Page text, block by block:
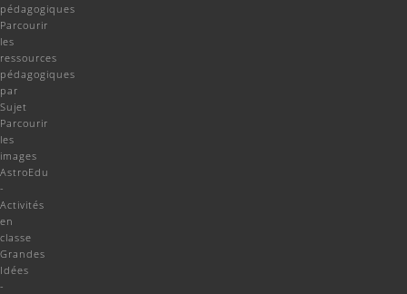
pédagogiques
Parcourir
les
ressources
pédagogiques
par
Sujet
Parcourir
les
images
AstroEdu
-
Activités
en
classe
Grandes
Idées
-